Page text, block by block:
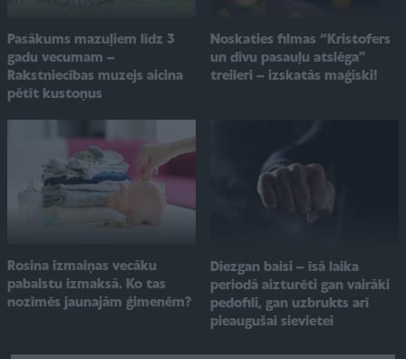
Pasākums mazuļiem līdz 3
gadu vecumam –
Rakstniecības muzejs aicina
pētīt kustoņus
Noskaties filmas “Kristofers
un divu pasauļu atslēga”
treileri – izskatās maģiski!
Rosina izmaiņas vecāku
pabalstu izmaksā. Ko tas
nozīmēs jaunajām ģimenēm?
Diezgan baisi – īsā laika
periodā aizturēti gan vairāki
pedofili, gan uzbrukts arī
pieaugušai sievietei